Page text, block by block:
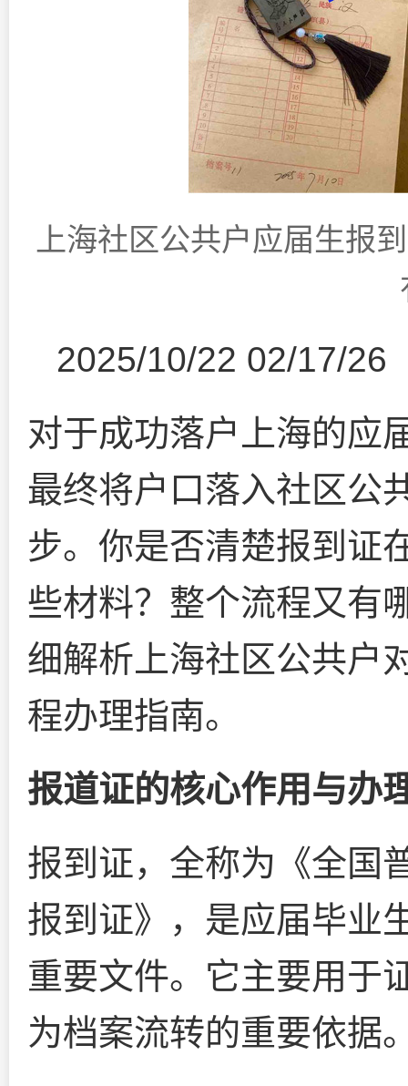
上海社区公共户应届生报
2025/10/22 02/17/26
对于成功落户上海的应
最终将户口落入社区公
步。你是否清楚报到证
些材料？整个流程又有
细解析上海社区公共户
程办理指南。
报道证的核心作用与办
报到证，全称为《全国
报到证》，是应届毕业
重要文件。它主要用于
为档案流转的重要依据